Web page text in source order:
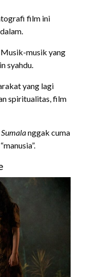
film ini
Musik-musik yang
syahdu.
yang lagi
spiritualitas, film
Sumalanggak cuma